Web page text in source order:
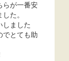
らが一番安
た。
しました
でとても助